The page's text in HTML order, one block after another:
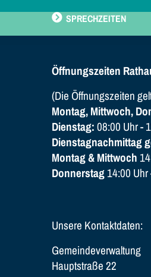
SPRECHZEITEN
Öffnungszeiten
(Die Öffnungszeiten
Montag, Mittwoch,
Dienstag:08:00 Uhr -
Dienstagnachmittag
Montag & Mittwoch
Donnerstag14:00
Unsere Kontaktdaten:
Gemeindeverwaltung
Hauptstraße 22